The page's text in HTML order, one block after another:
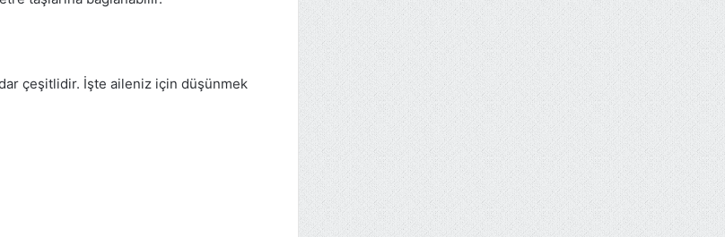
çeşitlidir. İşte aileniz için düşünmek